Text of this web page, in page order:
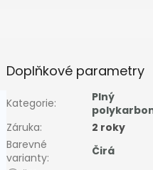
Doplňkové parametry
Kategorie:
Plný
Záruka:
2 roky
Barevné
varianty:
Čirá